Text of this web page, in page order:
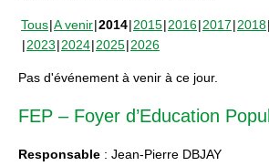
Tous A venir 2014 2015 2016 2017 2018
2023 2024 2025 2026
Pas d'événement à venir à ce jour.
FEP – Foyer d’Education
Responsable : Jean-Pierre DBJAY